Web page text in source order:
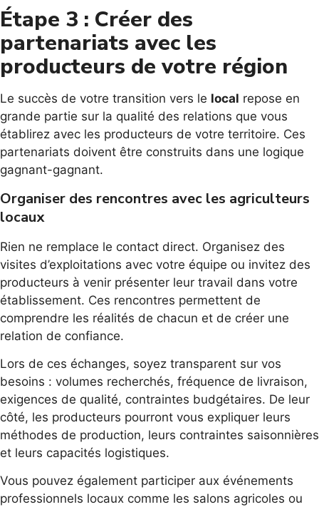
Étape 3 : Créer des
partenariats avec les
producteurs de votre région
Le succès de votre transition vers le local repose en
grande partie sur la qualité des relations que vous
établirez avec les producteurs de votre territoire. Ces
partenariats doivent être construits dans une logique
gagnant-gagnant.
Organiser des rencontres avec les agriculteurs
locaux
Rien ne remplace le contact direct. Organisez des
visites d’exploitations avec votre équipe ou invitez des
producteurs à venir présenter leur travail dans votre
établissement. Ces rencontres permettent de
comprendre les réalités de chacun et de créer une
relation de confiance.
Lors de ces échanges, soyez transparent sur vos
besoins : volumes recherchés, fréquence de livraison,
exigences de qualité, contraintes budgétaires. De leur
côté, les producteurs pourront vous expliquer leurs
méthodes de production, leurs contraintes saisonnières
et leurs capacités logistiques.
Vous pouvez également participer aux événements
professionnels locaux comme les salons agricoles ou